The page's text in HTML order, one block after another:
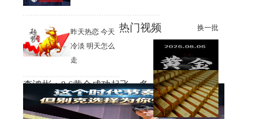
昨天热恋 今天
冷淡 明天怎么
走
热门视频 换一批
李鸿彬：8.6黄金成功起飞，多
头打响反攻战